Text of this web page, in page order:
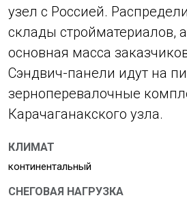
узел с Россией.
склады стройматериалов,
основная масса
Сэндвич-панели идут на
зерноперевалочные
Карачаганакского узла.
КЛИМАТ
континентальный
СНЕГОВАЯ НАГРУЗКА